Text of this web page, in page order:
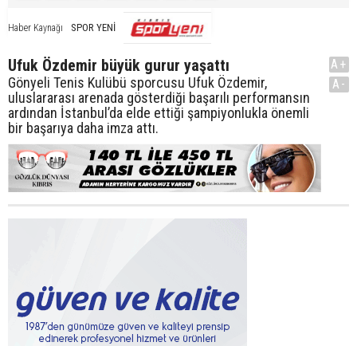
Haber Kaynağı SPOR YENİ
Ufuk Özdemir büyük gurur yaşattı
Gönyeli Tenis Kulübü sporcusu Ufuk Özdemir,
uluslararası arenada gösterdiği başarılı performansın
ardından İstanbul’da elde ettiği şampiyonlukla önemli
bir başarıya daha imza attı.
A+
A-